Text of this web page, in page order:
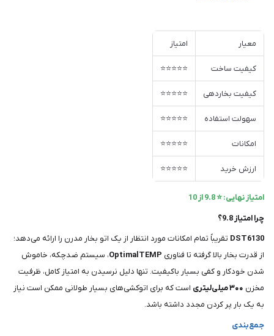
معیار امتیاز
کیفیت ساخت ⭐⭐⭐⭐⭐
کیفیت بخاردهی ⭐⭐⭐⭐⭐
سهولت استفاده ⭐⭐⭐⭐⭐
امکانات ⭐⭐⭐⭐⭐
ارزش خرید ⭐⭐⭐⭐⭐
امتیاز نهایی: ⭐ 9.8 از 10
چرا امتیاز 9.8؟
DST6130 تقریباً تمام امکانات مورد انتظار از یک اتو بخار مدرن را ارائه می‌دهد؛
از قدرت بخار بالا گرفته تا فناوری OptimalTEMP، سیستم ضدچکه، خاموش
شدن خودکار و کفی بسیار باکیفیت. تنها دلیل نرسیدن به امتیاز کامل، ظرفیت
مخزن ۳۰۰ میلی‌لیتری
است که برای اتوکشی‌های بسیار طولانی ممکن است نیاز
به یک بار پر کردن مجدد داشته باشد.
جمع‌بندی